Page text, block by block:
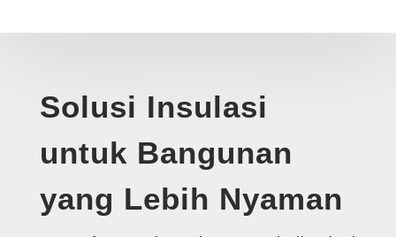
Solusi Insulasi
untuk Bangunan
yang Lebih Nyaman